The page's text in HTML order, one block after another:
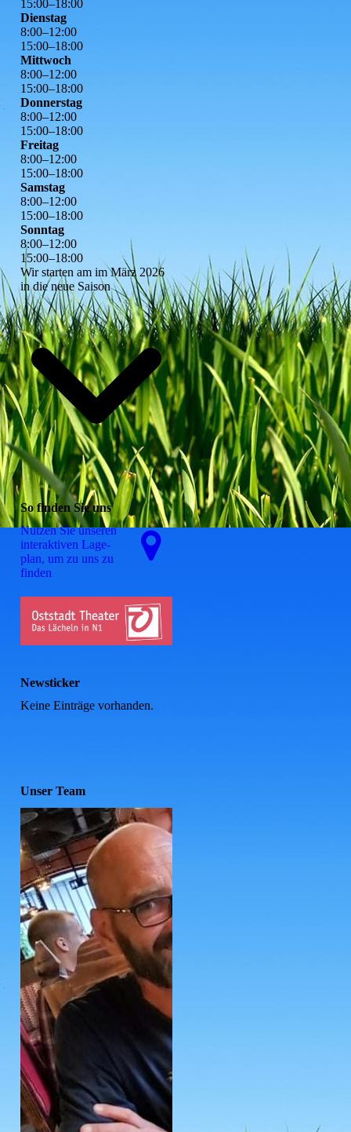
15:00–18:00
Dienstag
8:00–12:00
15:00–18:00
Mittwoch
8:00–12:00
15:00–18:00
Donnerstag
8:00–12:00
15:00–18:00
Freitag
8:00–12:00
15:00–18:00
Samstag
8:00–12:00
15:00–18:00
Sonntag
8:00–12:00
15:00–18:00
Wir starten am im März 2026
in die neue Saison
So finden Sie uns
Nutzen Sie unseren
interaktiven La­ge­
plan, um zu uns zu
finden
Newsticker
Keine Einträge vorhanden.
Unser Team